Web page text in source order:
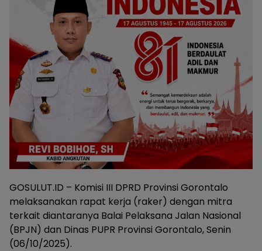
GOSULUT.ID – Komisi III DPRD Provinsi Gorontalo
melaksanakan rapat kerja (raker) dengan mitra
terkait diantaranya Balai Pelaksana Jalan Nasional
(BPJN) dan Dinas PUPR Provinsi Gorontalo, Senin
(06/10/2025).